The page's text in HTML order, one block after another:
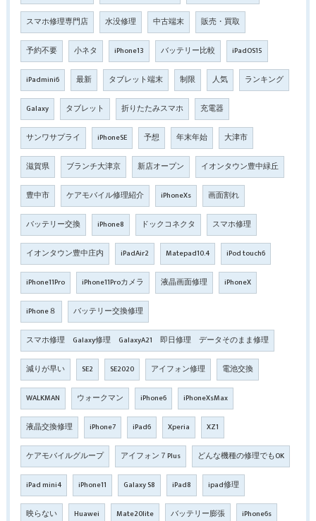
スマホ修理専門店 水没修理 中古端末 販売・買取
予約不要 小ネタ iPhone13 バッテリー比較 iPadOS15
iPadmini6 最新 タブレット端末 制限 人気 ランキング
Galaxy タブレット 折りたたみスマホ 充電器
サンワサプライ iPhoneSE 予想 年末年始 大津市
滋賀県 ブランチ大津京 新店オープン イオンタウン豊中緑丘
豊中市 ケアモバイル修理紹介 iPhoneXs 画面割れ
バッテリー交換 iPhone8 ドックコネクタ スマホ修理
イオンタウン豊中庄内 iPadAir2 Matepad10.4 iPod touch6
iPhone11Pro iPhone11Proカメラ 液晶画面修理 iPhoneX
iPhone８ バッテリー交換修理
スマホ修理 Galaxy修理 GalaxyA21 即日修理 データそのまま修理
減りが早い SE2 SE2020 アイフォン修理 電池交換
WALKMAN ウォークマン iPhone6 iPhoneXsMax
液晶交換修理 iPhone7 iPad6 Xperia XZ1
ケアモバイルグループ アイフォン７Plus どんな機種の修理でもOK
iPad mini4 iPhone11 Galaxy S8 iPad8 ipad修理
映らない Huawei Mate20lite バッテリー膨張 iPhone6s